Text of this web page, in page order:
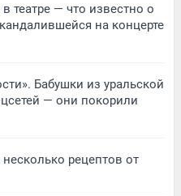
театре — что известно о
на концерте
Бабушки из уральской
— они покорили
рецептов от